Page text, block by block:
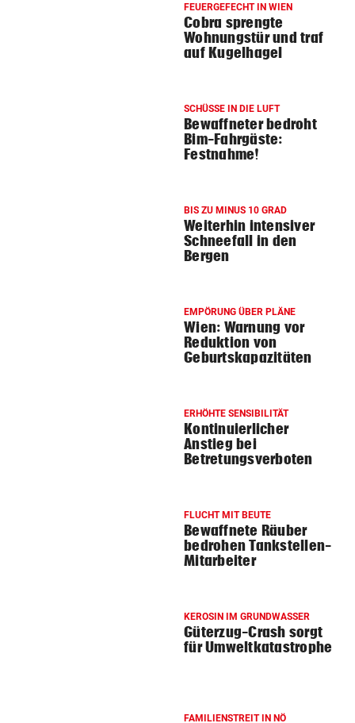
FEUERGEFECHT IN WIEN
Cobra sprengte
Wohnungstür und traf
auf Kugelhagel
SCHÜSSE IN DIE LUFT
Bewaffneter bedroht
Bim-Fahrgäste:
Festnahme!
BIS ZU MINUS 10 GRAD
Weiterhin intensiver
Schneefall in den
Bergen
EMPÖRUNG ÜBER PLÄNE
Wien: Warnung vor
Reduktion von
Geburtskapazitäten
ERHÖHTE SENSIBILITÄT
Kontinuierlicher
Anstieg bei
Betretungsverboten
FLUCHT MIT BEUTE
Bewaffnete Räuber
bedrohen Tankstellen-
Mitarbeiter
KEROSIN IM GRUNDWASSER
Güterzug-Crash sorgt
für Umweltkatastrophe
FAMILIENSTREIT IN NÖ